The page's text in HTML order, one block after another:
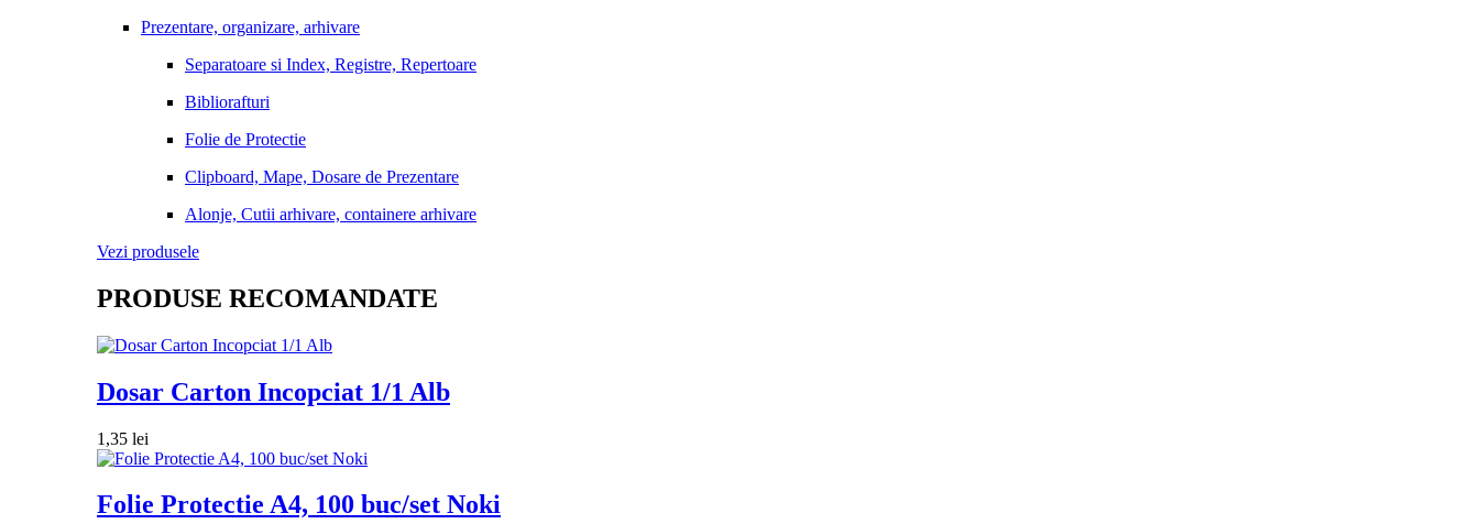
Prezentare, organizare, arhivare
Separatoare si Index, Registre, Repertoare
Bibliorafturi
Folie de Protectie
Clipboard, Mape, Dosare de Prezentare
Alonje, Cutii arhivare, containere arhivare
Vezi produsele
PRODUSE RECOMANDATE
Dosar Carton Incopciat 1/1 Alb
1,35 lei
Folie Protectie A4, 100 buc/set Noki